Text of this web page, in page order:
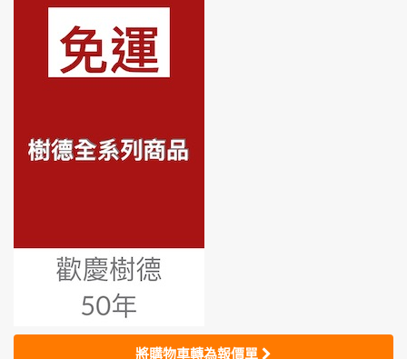
將購物車轉為報價單